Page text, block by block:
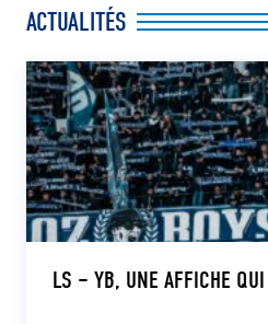
ACTUALITÉS
LS – YB, UNE AFFICHE